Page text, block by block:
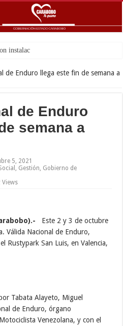
de Enduro llega este fin de semana a
de Enduro
semana a
5, 2021
Gestión Gobierno de
Views
Este 2 y 3 de octubre
Válida Nacional de Enduro,
Rustypark San Luis, en Valencia,
Tabata Alayeto, Miguel
de Enduro, órgano
Venezolana, y con el